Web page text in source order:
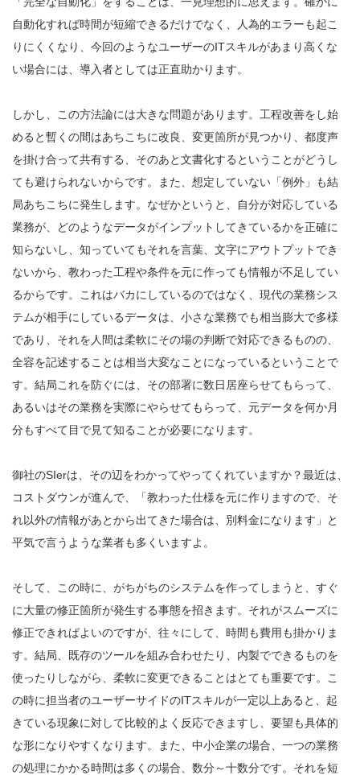
自動化すれば時間が短縮できるだけでなく、人為的エラーも起こ
りにくくなり、今回のようなユーザーのITスキルがあまり高くな
い場合には、導入者としては正直助かります。
しかし、この方法論には大きな問題があります。工程改善をし始
めると暫くの間はあちこちに改良、変更箇所が見つかり、都度声
を掛け合って共有する、そのあと文書化するということがどうし
ても避けられないからです。また、想定していない「例外」も結
局あちこちに発生します。なぜかというと、自分が対応している
業務が、どのようなデータがインプットしてきているかを正確に
知らないし、知っていてもそれを言葉、文字にアウトプットでき
ないから、教わった工程や条件を元に作っても情報が不足してい
るからです。これはバカにしているのではなく、現代の業務シス
テムが相手にしているデータは、小さな業務でも相当膨大で多様
であり、それを人間は柔軟にその場の判断で対応できるものの、
全容を記述することは相当大変なことになっているということで
す。結局これを防ぐには、その部署に数日居座らせてもらって、
あるいはその業務を実際にやらせてもらって、元データを何か月
分もすべて目で見て知ることが必要になります。
御社のSIerは、その辺をわかってやってくれていますか？最近は、
コストダウンが進んで、「教わった仕様を元に作りますので、そ
れ以外の情報があとから出てきた場合は、別料金になります」と
平気で言うような業者も多くいますよ。
そして、この時に、がちがちのシステムを作ってしまうと、すぐ
に大量の修正箇所が発生する事態を招きます。それがスムーズに
修正できればよいのですが、往々にして、時間も費用も掛かりま
す。結局、既存のツールを組み合わせたり、内製でできるものを
使ったりしながら、柔軟に変更できることはとても重要です。こ
の時に担当者のユーザーサイドのITスキルが一定以上あると、起
きている現象に対して比較的よく反応できますし、要望も具体的
な形になりやすくなります。また、中小企業の場合、一つの業務
の処理にかかる時間は多くの場合、数分～十数分です。それを短